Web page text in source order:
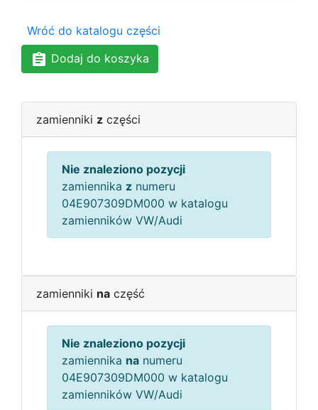
Wróć do katalogu części
Dodaj do koszyka
zamienniki z części
Nie znaleziono pozycji
zamiennika z numeru
04E907309DM000 w katalogu
zamienników VW/Audi
zamienniki na część
Nie znaleziono pozycji
zamiennika na numeru
04E907309DM000 w katalogu
zamienników VW/Audi